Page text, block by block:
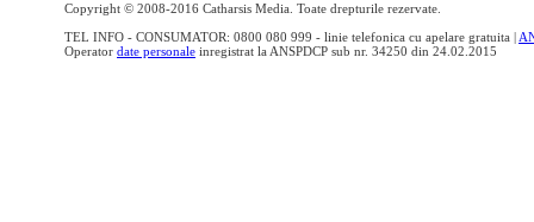
Copyright © 2008-2016 Catharsis Media. Toate drepturile rezervate.
TEL INFO - CONSUMATOR: 0800 080 999 - linie telefonica cu apelare gratuita |
Operator date personale inregistrat la ANSPDCP sub nr. 34250 din 24.02.2015